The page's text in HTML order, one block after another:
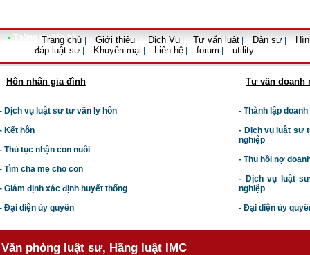
• Thông tin liên hệ
Trang chủ Giới thiệu Dịch Vụ Tư vấn luật Dân sự
đáp luật sư
Khuyến mại Liên hệ forum utility
Hôn nhân gia đình
Dịch vụ luật sư tư vấn ly hôn
Kết hôn
Thủ tục nhận con nuôi
Tìm cha mẹ cho con
Giám định xác định huyết thống
Đại diện ủy quyền
Tư vấn doanh
- Thành lập
- Dịch vụ luật sư t
nghiệp
- Thu hồi nợ
- Dịch vụ luật
nghiệp
- Đại diện ủy
Văn phòng luật sư, Hãng luật IMC